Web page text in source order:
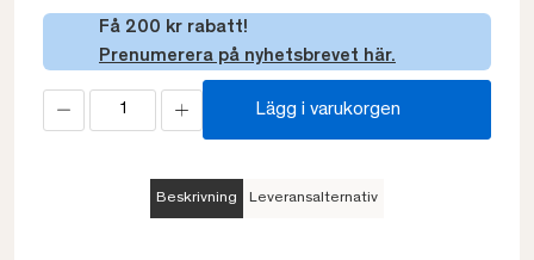
Få 200 kr rabatt!
Prenumerera på nyhetsbrevet här.
Lägg i varukorgen
Beskrivning Leveransalternativ